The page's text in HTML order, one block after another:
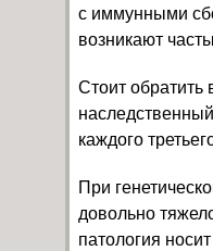
с иммунными
возникают
Стоит обратить
каждого
При
довольно
патология